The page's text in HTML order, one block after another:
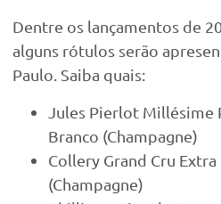
Dentre os lançamentos de
alguns rótulos serão
Paulo. Saiba quais:
Jules Pierlot Millésime
Branco (Champagne)
Collery Grand Cru
(Champagne)